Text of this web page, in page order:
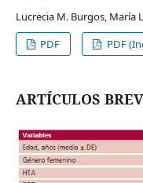
Lucrecia M. Burgos, María
PDF
PDF
ARTÍCULOS